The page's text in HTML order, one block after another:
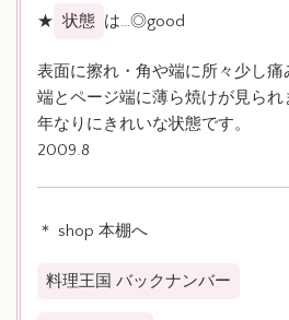
★ 状態 は…◎good
表面に擦れ・角や端に所々少し痛
端とページ端に薄ら焼けが見ら
年なりにきれいな状態です。
2009.8
＊ shop 本棚へ
料理王国 バックナンバー